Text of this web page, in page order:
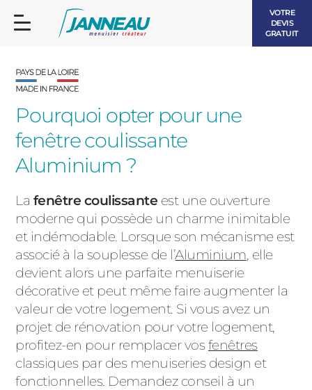
VOTRE
DEVIS
GRATUIT
Pourquoi opter pour une
fenêtre coulissante
Aluminium ?
La fenêtre coulissante est une ouverture
moderne qui possède un charme inimitable
et indémodable. Lorsque son mécanisme est
associé à la souplesse de l’Aluminium, elle
devient alors une parfaite menuiserie
décorative et peut même faire augmenter la
valeur de votre logement. Si vous avez un
projet de rénovation pour votre logement,
profitez-en pour remplacer vosfenêtres
classiques par des menuiseries design et
fonctionnelles. Demandez conseil à un
FENÊTRES ET PORTES-FENÊTRES
BOIS
PVC
PORTES D’ENTRÉE
LES CONTEMPORAINES
LES INTEMPORELLES
LES LUMINEUSES
VOLETS ROULANTS
PERGOLAS
PORTAILS ET PORTILLONS
CARPORTS